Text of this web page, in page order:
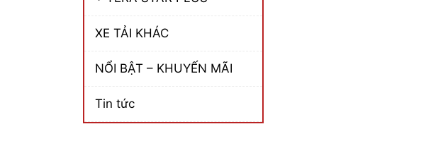
XE TẢI KHÁC
NỔI BẬT – KHUYẾN MÃI
Tin tức